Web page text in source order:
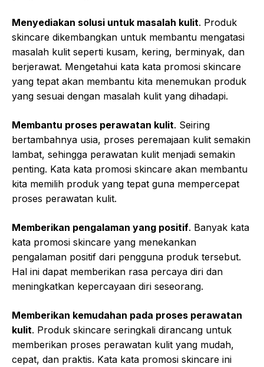
Menyediakan solusi untuk masalah kulit. Produk
skincare dikembangkan untuk membantu mengatasi
masalah kulit seperti kusam, kering, berminyak, dan
berjerawat. Mengetahui kata kata promosi skincare
yang tepat akan membantu kita menemukan produk
yang sesuai dengan masalah kulit yang dihadapi.
Membantu proses perawatan kulit. Seiring
bertambahnya usia, proses peremajaan kulit semakin
lambat, sehingga perawatan kulit menjadi semakin
penting. Kata kata promosi skincare akan membantu
kita memilih produk yang tepat guna mempercepat
proses perawatan kulit.
Memberikan pengalaman yang positif. Banyak kata
kata promosi skincare yang menekankan
pengalaman positif dari pengguna produk tersebut.
Hal ini dapat memberikan rasa percaya diri dan
meningkatkan kepercayaan diri seseorang.
Memberikan kemudahan pada proses perawatan
kulit. Produk skincare seringkali dirancang untuk
memberikan proses perawatan kulit yang mudah,
cepat, dan praktis. Kata kata promosi skincare ini